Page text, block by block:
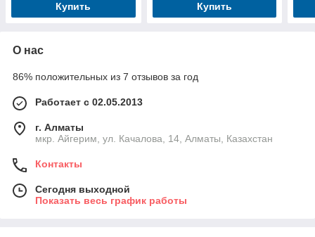
Купить Купить
О нас
86% положительных из 7 отзывов за год
Работает с 02.05.2013
г. Алматы
мкр. Айгерим, ул. Качалова, 14, Алматы, Казахстан
Контакты
Сегодня выходной
Показать весь график работы